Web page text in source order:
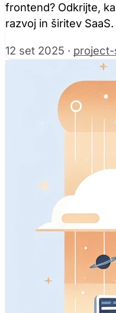
frontend? Odkrijte,
razvoj in širitev SaaS.
12 set 2025 ·